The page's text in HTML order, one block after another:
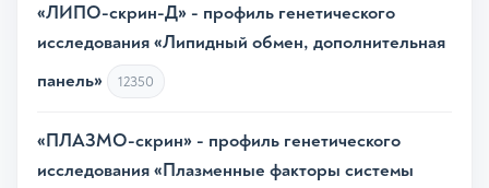
«ЛИПО-скрин-Д» - профиль генетического
исследования «Липидный обмен, дополнительная
панель»
12350
«ПЛАЗМО-скрин» - профиль генетического
исследования «Плазменные факторы системы